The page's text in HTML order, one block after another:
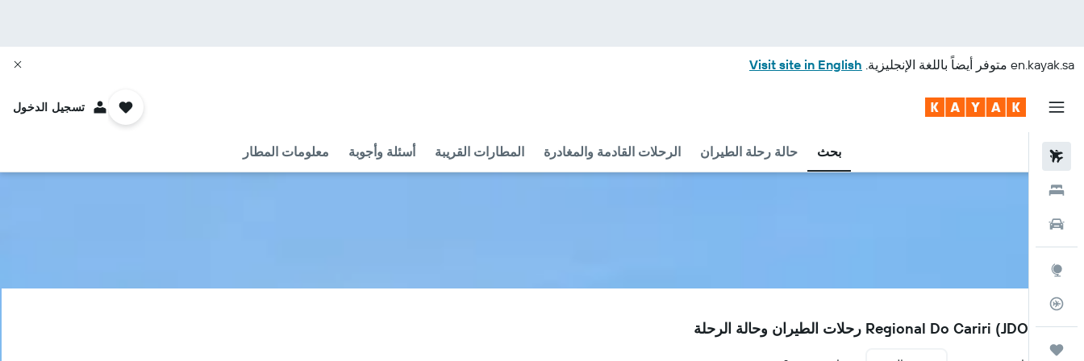
en.kayak.sa متوفر أيضاً باللغة الإنجليزية. Visit site in English
بحث حالة رحلة الطيران الرحلات القادمة والمغادرة المطارات القريبة أسئلة وأجوبة معلومات المطار
تسجيل الدخول
JDO
مطار Regional Do Cariri (JDO) رحلات الطيران وحالة الرحلة